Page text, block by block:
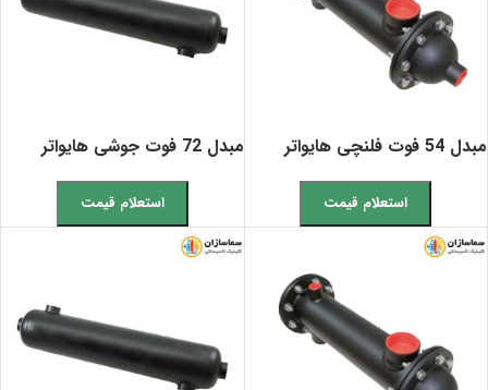
مبدل 54 فوت فلنچی هایواتر
استعلام قیمت
مبدل 72 فوت جوشی هایواتر
استعلام قیمت